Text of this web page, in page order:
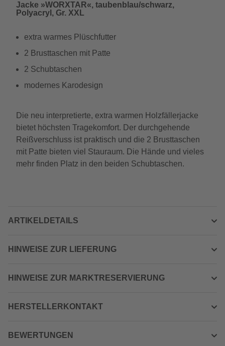
Jacke »WORXTAR«, taubenblau/schwarz,
Polyacryl, Gr. XXL
extra warmes Plüschfutter
2 Brusttaschen mit Patte
2 Schubtaschen
modernes Karodesign
Die neu interpretierte, extra warmen Holzfällerjacke
bietet höchsten Tragekomfort. Der durchgehende
Reißverschluss ist praktisch und die 2 Brusttaschen
mit Patte bieten viel Stauraum. Die Hände und vieles
mehr finden Platz in den beiden Schubtaschen.
ARTIKELDETAILS
HINWEISE ZUR LIEFERUNG
HINWEISE ZUR MARKTRESERVIERUNG
HERSTELLERKONTAKT
BEWERTUNGEN